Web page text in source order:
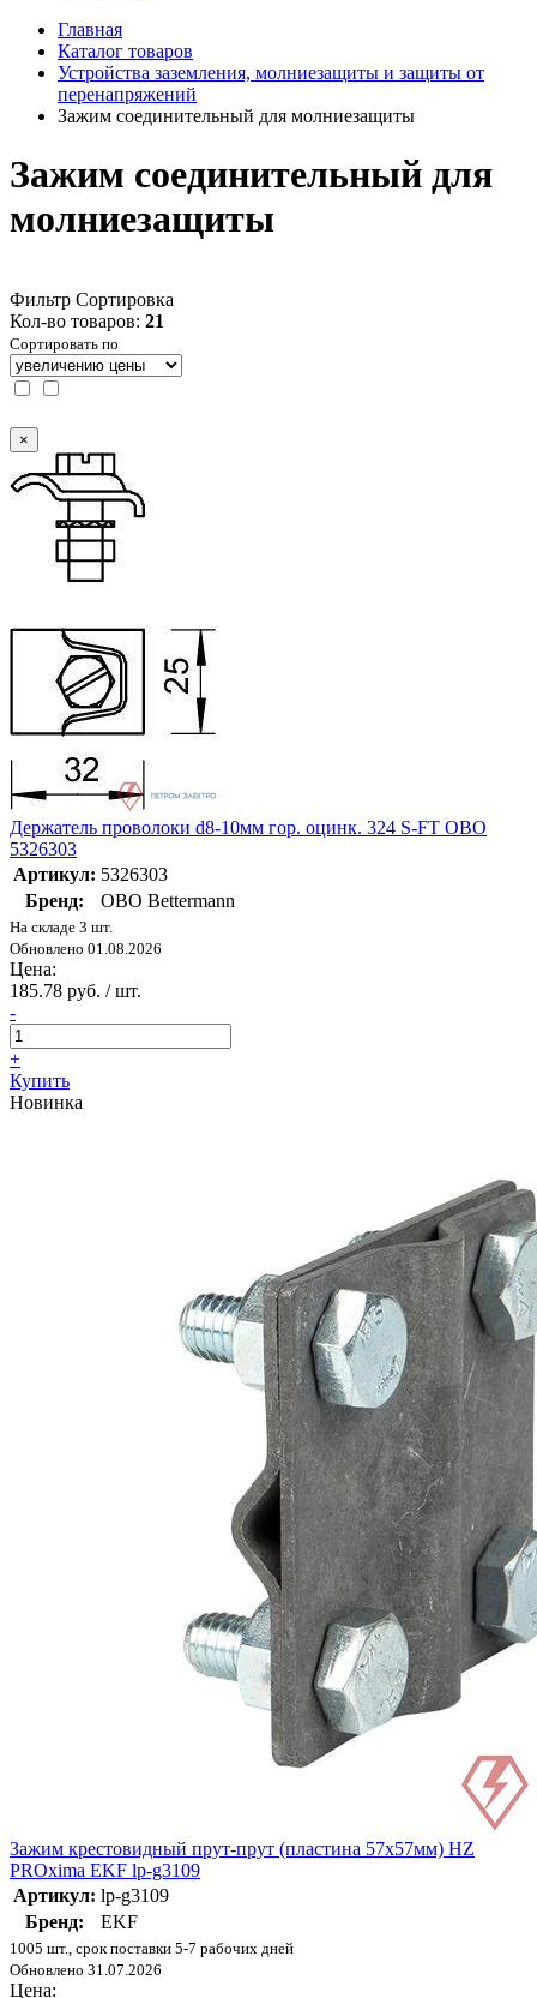
Главная
Каталог товаров
Устройства заземления, молниезащиты и защиты от
перенапряжений
Зажим соединительный для молниезащиты
Зажим соединительный для
молниезащиты
Фильтр Сортировка
Кол-во товаров: 21
Сортировать по
×
Держатель проволоки d8-10мм гор. оцинк. 324 S-FT OBO
5326303
Артикул: 5326303
Бренд:
OBO Bettermann
На складе 3 шт.
Обновлено 01.08.2026
Цена:
185.78 руб. / шт.
-
+
Купить
Новинка
Зажим крестовидный прут-прут (пластина 57х57мм) HZ
PROxima EKF lp-g3109
Артикул: lp-g3109
Бренд:
EKF
1005 шт., срок поставки 5-7 рабочих дней
Обновлено 31.07.2026
Цена: